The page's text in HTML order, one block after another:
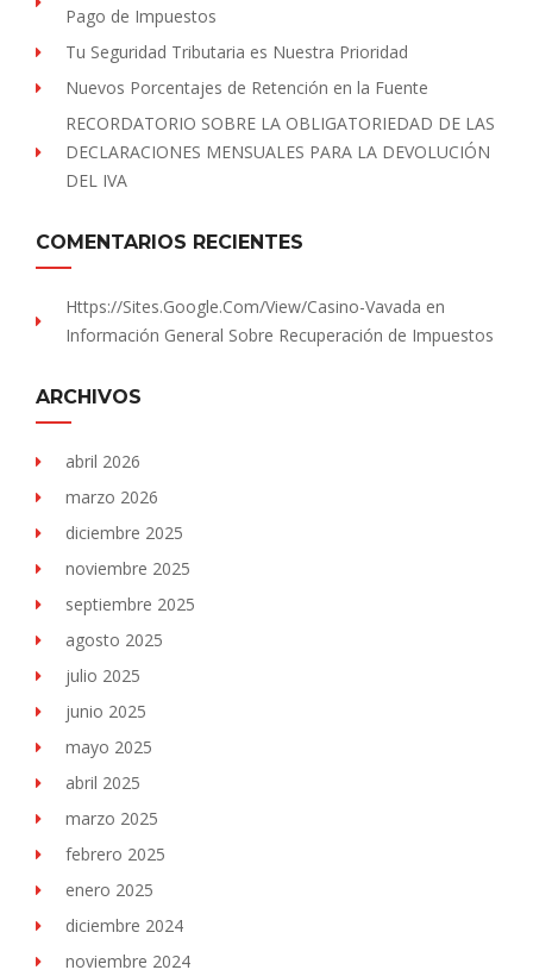
Pago de Impuestos
Tu Seguridad Tributaria es Nuestra Prioridad
Nuevos Porcentajes de Retención en la Fuente
RECORDATORIO SOBRE LA OBLIGATORIEDAD DE LAS
DECLARACIONES MENSUALES PARA LA DEVOLUCIÓN
DEL IVA
COMENTARIOS RECIENTES
Https://sites.Google.com/view/Casino-Vavada en
Información General Sobre Recuperación de Impuestos
ARCHIVOS
abril 2026
marzo 2026
diciembre 2025
noviembre 2025
septiembre 2025
agosto 2025
julio 2025
junio 2025
mayo 2025
abril 2025
marzo 2025
febrero 2025
enero 2025
diciembre 2024
noviembre 2024